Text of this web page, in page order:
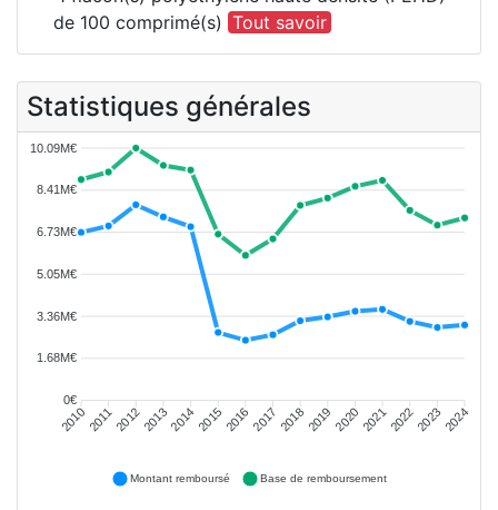
de 100 comprimé(s) Tout savoir
Statistiques générales
10.09M€
8.41M€
6.73M€
5.05M€
3.36M€
1.68M€
0€
20102011201220132014201520162017 2018201920202021202220232024
Montant remboursé Base de remboursement